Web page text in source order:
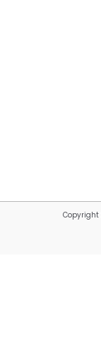
Copyright